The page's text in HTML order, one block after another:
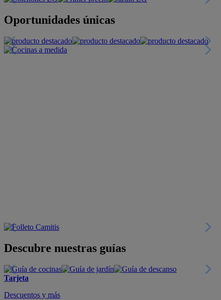
Oportunidades únicas
Descubre nuestras guías
Tarjeta
Descuentos y más